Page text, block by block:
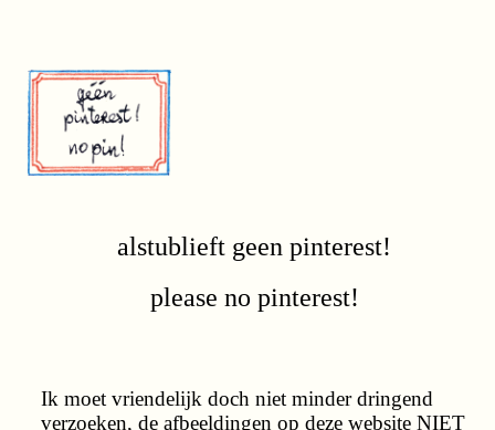
alstublieft geen pinterest!
please no pinterest!
Ik moet vriendelijk doch niet minder dringend
verzoeken, de afbeeldingen op deze website NIET